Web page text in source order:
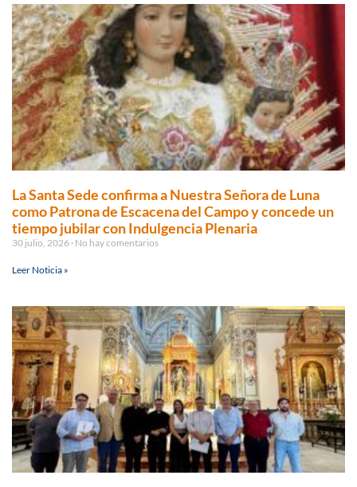
La Santa Sede confirma a Nuestra Señora de Luna
como Patrona de Escacena del Campo y concede un
tiempo jubilar con Indulgencia Plenaria
30 julio, 2026 No hay comentarios
Leer Noticia »